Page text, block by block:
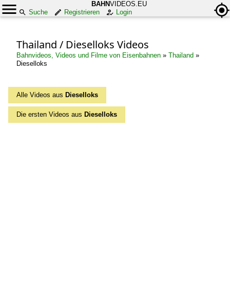
BAHNVIDEOS.EU
Suche
Registrieren Login
Thailand / Dieselloks Videos
Bahnvideos, Videos und Filme von Eisenbahnen » Thailand »
Dieselloks
Alle Videos aus Dieselloks
Die ersten Videos aus Dieselloks